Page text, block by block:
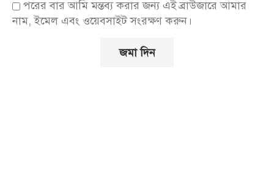
পরের বার আমি মন্তব্য করার জন্য এই ব্রাউজারে আমার
নাম, ইমেল এবং ওয়েবসাইট সংরক্ষণ করুন।